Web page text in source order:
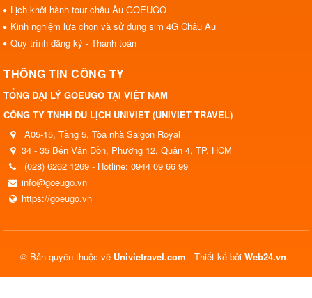
Lịch khởi hành tour châu Âu GOEUGO
Kinh nghiệm lựa chọn và sử dụng sim 4G Châu Âu
Quy trình đăng ký - Thanh toán
THÔNG TIN CÔNG TY
TỔNG ĐẠI LÝ GOEUGO TẠI VIỆT NAM
CÔNG TY TNHH DU LỊCH UNIVIET (UNIVIET TRAVEL)
A05-15, Tầng 5, Tòa nhà Saigon Royal
34 - 35 Bến Vân Đồn, Phường 12, Quận 4, TP. HCM
(028) 6262 1269 - Hotline: 0944 09 66 99
info@goeugo.vn
https://goeugo.vn
© Bản quyền thuộc về Univietravel.com. Thiết kế bởi Web24.vn.